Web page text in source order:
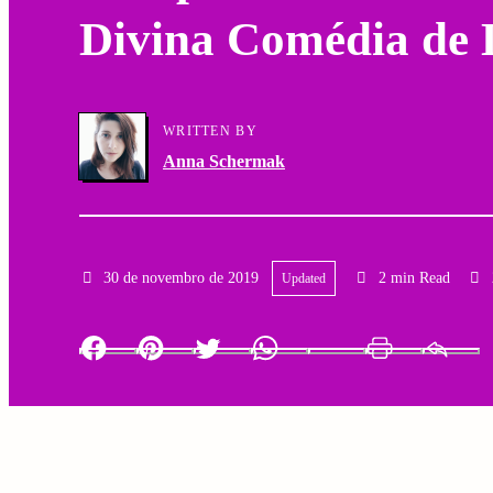
Divina Comédia de
WRITTEN BY
Anna Schermak
30 de novembro de 2019 Updated 2 min Read
Facebook PinterestTwitter